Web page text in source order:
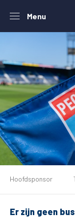
Menu
Tickets
Matchdays
Hoofdsponsor
Er zijn geen